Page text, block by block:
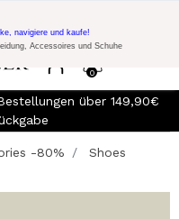
300€ Einkauf mit Code:
0
navigiere und kaufe!
Accessoires und Schuhe
über 149,90€
-80%
Shoes